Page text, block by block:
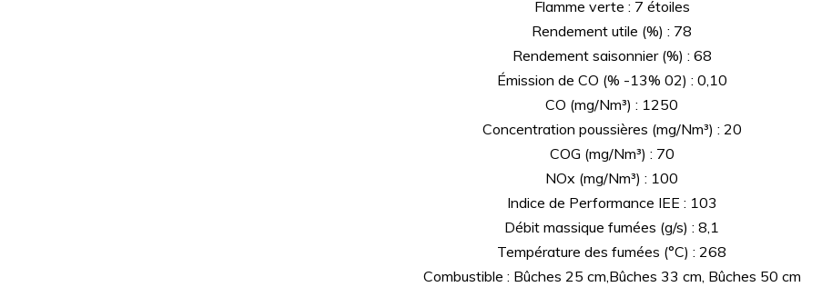
Flamme verte : 7 étoiles
Rendement utile (%) : 78
Rendement saisonnier (%) : 68
Émission de CO (% -13% 02) : 0,10
CO (mg/Nm³) : 1250
Concentration poussières (mg/Nm³) : 20
COG (mg/Nm³) : 70
NOx (mg/Nm³) : 100
Indice de Performance IEE : 103
Débit massique fumées (g/s) : 8,1
Température des fumées (°C) : 268
Combustible : Bûches 25 cm,Bûches 33 cm, Bûches 50 cm